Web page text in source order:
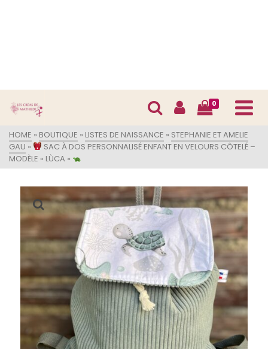
0
HOME » BOUTIQUE » LISTES DE NAISSANCE » STEPHANIE ET AMELIE
GAU »
SAC À DOS PERSONNALISÉ ENFANT EN VELOURS CÔTELÉ –
MODÈLE « LÙCA »